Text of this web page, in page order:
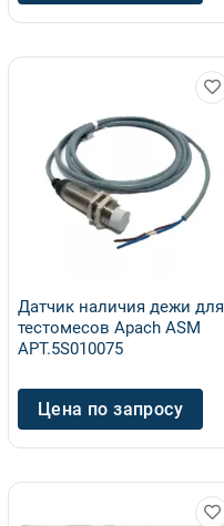
Датчик наличия дежи для
тестомесов Apach ASM
АРТ.5S010075
Цена по запросу